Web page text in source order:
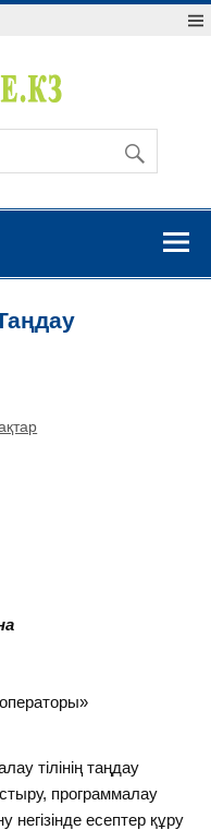
тілінің таңдау
программалау
есептер құру